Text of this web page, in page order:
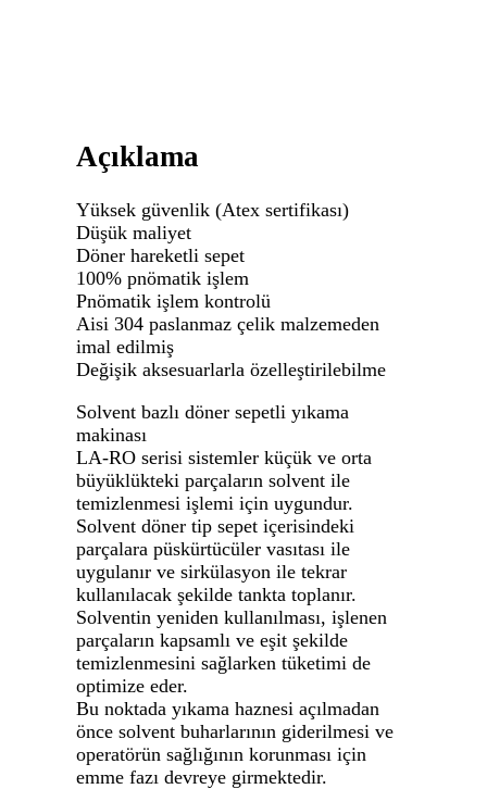
Açıklama
Yüksek güvenlik (Atex sertifikası)
Düşük maliyet
Döner hareketli sepet
100% pnömatik işlem
Pnömatik işlem kontrolü
Aisi 304 paslanmaz çelik malzemeden
imal edilmiş
Değişik aksesuarlarla özelleştirilebilme
Solvent bazlı döner sepetli yıkama
makinası
LA-RO serisi sistemler küçük ve orta
büyüklükteki parçaların solvent ile
temizlenmesi işlemi için uygundur.
Solvent döner tip sepet içerisindeki
parçalara püskürtücüler vasıtası ile
uygulanır ve sirkülasyon ile tekrar
kullanılacak şekilde tankta toplanır.
Solventin yeniden kullanılması, işlenen
parçaların kapsamlı ve eşit şekilde
temizlenmesini sağlarken tüketimi de
optimize eder.
Bu noktada yıkama haznesi açılmadan
önce solvent buharlarının giderilmesi ve
operatörün sağlığının korunması için
emme fazı devreye girmektedir.